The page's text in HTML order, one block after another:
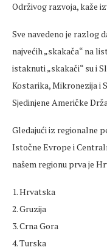
Održivog razvoja, kaže
Sve navedeno je razlog
najvećih „skakača“ na
istaknuti „skakači“ su i
Kostarika, Mikronezija i
Sjedinjene Američke
Gledajući iz regionalne
Istočne Evrope i
našem regionu prva je
1. Hrvatska
2. Gruzija
3. Crna Gora
4. Turska